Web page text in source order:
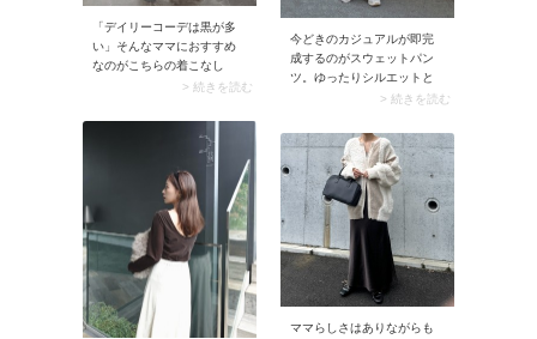
「デイリーコーデは黒が多
い」そんなママにおすすめ
なのがこちらの着こなし
方。シンプルなアイテム合
ーに変えてみるだけでグッ
とおしゃれ感がアップしま
す。見た目も軽やかになる
ので、厚着になる冬にはイ
> 続きを読む
今どきのカジュアルが即完
成するのがスウェットパン
ツ。ゆったりシルエットと
スウェット素材の合わせ技
できるんです！ ストレスな
く着用できるのもママにと
って嬉しいポイント。
> 続きを読む
ママらしさはありながらも